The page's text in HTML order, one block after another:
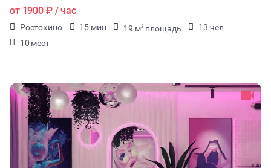
от 1900 ₽/ час
Ростокино 15 мин 19 м2 площадь
13 чел
10 мест